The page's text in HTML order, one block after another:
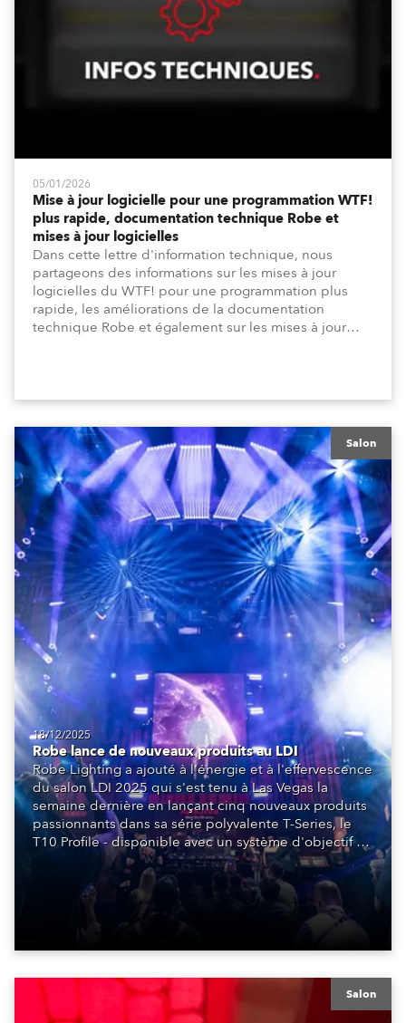
05/01/2026
Mise à jour logicielle pour une programmation WTF!
plus rapide, documentation technique Robe et
mises à jour logicielles
Dans cette lettre d'information technique, nous
partageons des informations sur les mises à jour
logicielles du WTF! pour une programmation plus
rapide, les améliorations de la documentation
technique Robe et également sur les mises à jour
Salon
18/12/2025
Robe lance de nouveaux produits au LDI
Robe Lighting a ajouté à l'énergie et à l'effervescence
du salon LDI 2025 qui s'est tenu à Las Vegas la
semaine dernière en lançant cinq nouveaux produits
passionnants dans sa série polyvalente T-Series, le
T10 Profile - disponible avec un système d'objectif à
changement rapide pour les options PC et Fresnel,
ainsi que le T3 PC et le T3 Fresnel - ce dernier venant
s'ajouter au T3 Profile qui vient d'être lancé
Salon